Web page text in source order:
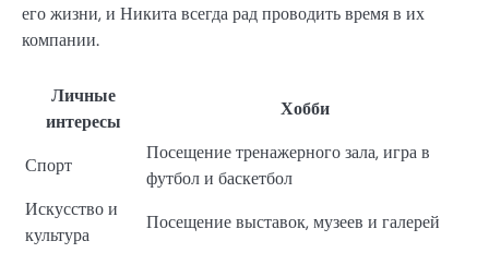
его жизни, и Никита всегда рад проводить время в их
компании.
Личные
интересы
Хобби
Спорт
Посещение тренажерного зала, игра в
футбол и баскетбол
Искусство и
культура
Посещение выставок, музеев и галерей